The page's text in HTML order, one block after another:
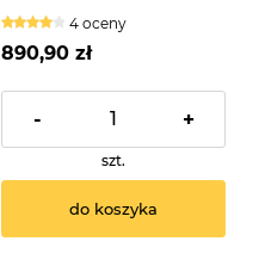
4 oceny
890,90 zł
- +
szt.
do koszyka